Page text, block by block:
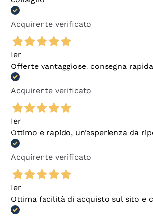
Acquirente verificato
Ieri
Offerte vantaggiose, consegna rapida
Acquirente verificato
Ieri
Ottimo e rapido, un’esperienza da
Acquirente verificato
Ieri
Ottima facilità di acquisto sul sito e